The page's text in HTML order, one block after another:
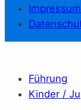
Impressum
Führung
Kinder /